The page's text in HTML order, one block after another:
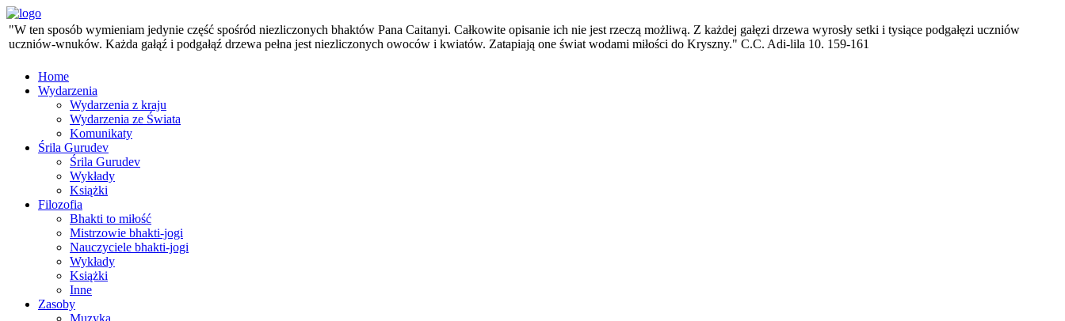
"W ten sposób wymieniam jedynie część spośród niezliczonych bhaktów Pana Caitanyi. Całkowite opisanie ich nie jest rzeczą możliwą. Z każdej gałęzi drzewa wyrosły setki i tysiące podgałęzi uczniów
uczniów-wnuków. Każda gałąź i podgałąź drzewa pełna jest niezliczonych owoców i kwiatów. Zatapiają one świat wodami miłości do Kryszny." C.C. Adi-lila 10. 159-161
Home
Wydarzenia
Wydarzenia z kraju
Wydarzenia ze Świata
Komunikaty
Śrila Gurudev
Śrila Gurudev
Wykłady
Książki
Filozofia
Bhakti to miłość
Mistrzowie bhakti-jogi
Nauczyciele bhakti-jogi
Wykłady
Książki
Inne
Zasoby
Muzyka